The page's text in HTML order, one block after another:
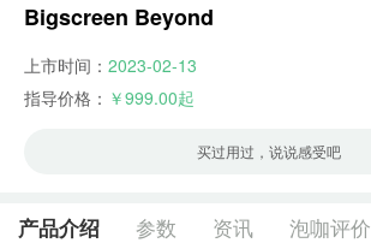
Bigscreen Beyond
上市时间： 2023-02-13
指导价格： ￥999.00起
买过用过，说说感受吧
产品介绍 参数 资讯 泡咖评价